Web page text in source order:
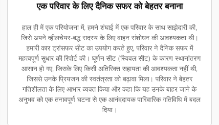
एक परिवार के लिए दैनिक सफर को बेहतर बनाना
हाल ही में एक परियोजना में, हमने शंघाई में एक परिवार के साथ साझेदारी की,
जिसे अपने व्हीलचेयर-बद्ध सदस्य के लिए वाहन संशोधन की आवश्यकता थी।
हमारी कार ट्रांसफर सीट का उपयोग करते हुए, परिवार ने दैनिक सफर में
महत्वपूर्ण सुधार की रिपोर्ट की। घूर्णन सीट (स्विवल सीट) के कारण स्थानांतरण
आसान हो गए, जिसके लिए किसी अतिरिक्त सहायता की आवश्यकता नहीं थी,
जिससे उनके प्रियजन की स्वतंत्रता को बढ़ावा मिला। परिवार ने बेहतर
गतिशीलता के लिए आभार व्यक्त किया और कहा कि यह उनके बाहर जाने के
अनुभव को एक तनावपूर्ण घटना से एक आनंददायक पारिवारिक गतिविधि में बदल
दिया।